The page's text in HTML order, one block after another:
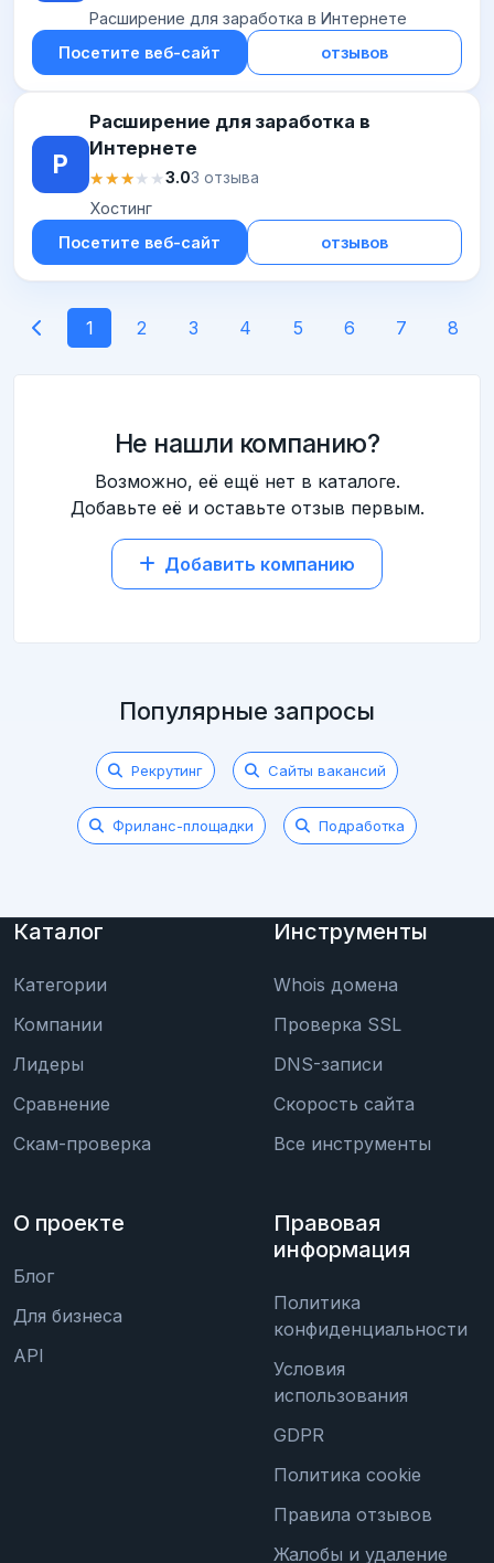
Расширение для заработка в Интернете
Посетите веб-сайт
отзывов
Р
Расширение для заработка в
Интернете
★★★★★
★★★★★3.03 отзыва
Хостинг
Посетите веб-сайт
отзывов
1 2 3 4 5 6 7 8
Не нашли компанию?
Возможно, её ещё нет в каталоге.
Добавьте её и оставьте отзыв первым.
Добавить компанию
Популярные запросы
Рекрутинг Сайты вакансий
Фриланс-площадки Подработка
Каталог
Категории
Компании
Лидеры
Сравнение
Скам-проверка
Инструменты
Whois домена
Проверка SSL
DNS-записи
Скорость сайта
Все инструменты
О проекте
Блог
Для бизнеса
API
Правовая
информация
Политика
конфиденциальности
Условия
использования
GDPR
Политика cookie
Правила отзывов
Жалобы и удаление